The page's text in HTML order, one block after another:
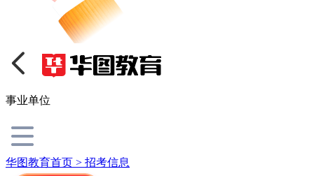
事业单位
华图教育首页 > 招考信息